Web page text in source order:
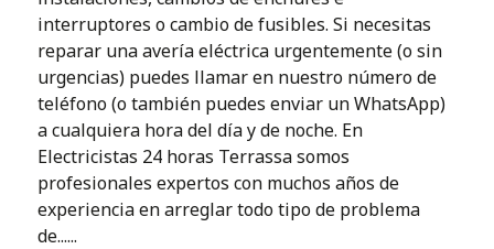
interruptores o cambio de fusibles. Si necesitas
reparar una avería eléctrica urgentemente (o sin
urgencias) puedes llamar en nuestro número de
teléfono (o también puedes enviar un WhatsApp)
a cualquiera hora del día y de noche. En
Electricistas 24 horas Terrassa somos
profesionales expertos con muchos años de
experiencia en arreglar todo tipo de problema
de......